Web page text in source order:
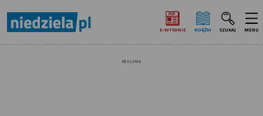
E‑WYDANIE KSIĄŻKI SZUKAJ MENU
REKLAMA